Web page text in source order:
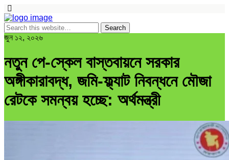
জুন ১২, ২০২৬
নতুন পে-স্কেল বাস্তবায়নে সরকার
অঙ্গীকারাবদ্ধ, জমি-ফ্ল্যাট নিবন্ধনে মৌজা
রেটকে সমন্বয় হচ্ছে: অর্থমন্ত্রী